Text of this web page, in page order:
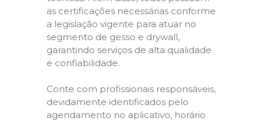
as certificações necessárias conforme
a legislação vigente para atuar no
segmento de gesso e drywall,
garantindo serviços de alta qualidade
e confiabilidade.
Conte com profissionais responsáveis,
devidamente identificados pelo
agendamento no aplicativo, horário